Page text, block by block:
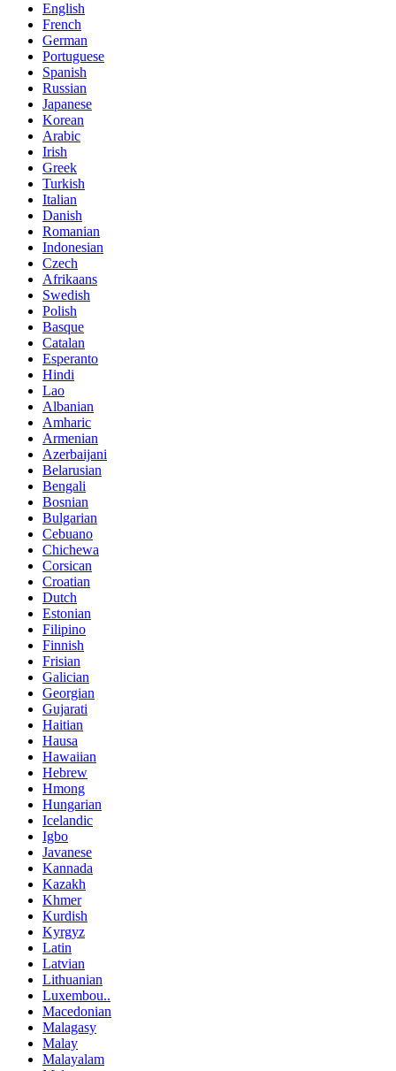
English
French
German
Portuguese
Spanish
Russian
Japanese
Korean
Arabic
Irish
Greek
Turkish
Italian
Danish
Romanian
Indonesian
Czech
Afrikaans
Swedish
Polish
Basque
Catalan
Esperanto
Hindi
Lao
Albanian
Amharic
Armenian
Azerbaijani
Belarusian
Bengali
Bosnian
Bulgarian
Cebuano
Chichewa
Corsican
Croatian
Dutch
Estonian
Filipino
Finnish
Frisian
Galician
Georgian
Gujarati
Haitian
Hausa
Hawaiian
Hebrew
Hmong
Hungarian
Icelandic
Igbo
Javanese
Kannada
Kazakh
Khmer
Kurdish
Kyrgyz
Latin
Latvian
Lithuanian
Luxembou..
Macedonian
Malagasy
Malay
Malayalam